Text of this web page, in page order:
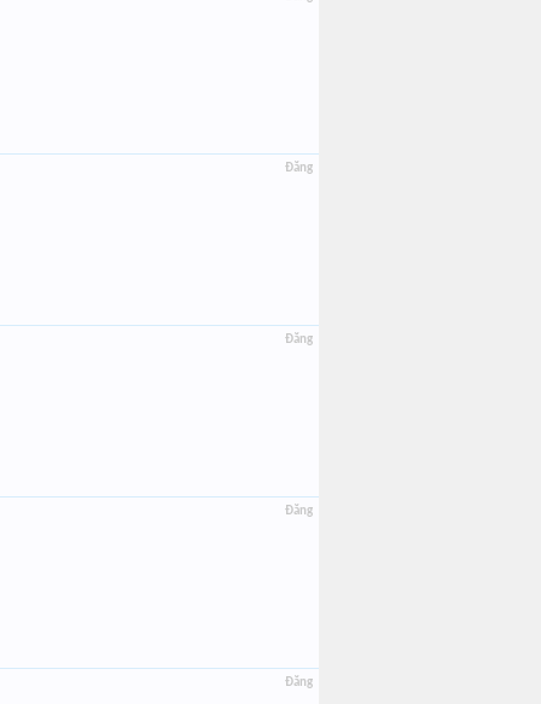
Đăng
Đăng
Đăng
Đăng